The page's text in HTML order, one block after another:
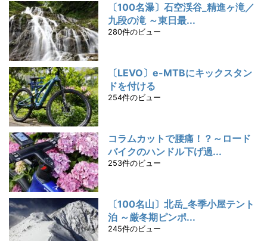
〔100名瀑〕石空渓谷_精進ヶ滝／
九段の滝 ～東日最...
280件のビュー
〔LEVO〕e-MTBにキックスタン
ドを付ける
254件のビュー
コラムカットで腰痛！？～ロード
バイクのハンドル下げ過...
253件のビュー
〔100名山〕北岳_冬季小屋テント
泊 ～厳冬期ピンポ...
245件のビュー